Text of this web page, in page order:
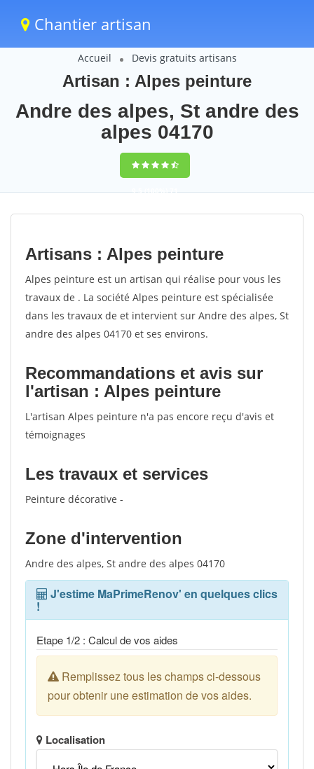
Chantier artisan
Accueil Devis gratuits artisans
Artisan : Alpes peinture
Andre des alpes, St andre des
alpes 04170
9,5(100%)71
votes
Artisans : Alpes peinture
Alpes peinture est un artisan qui réalise pour vous les
travaux de . La société Alpes peinture est spécialisée
dans les travaux de et intervient sur Andre des alpes, St
andre des alpes 04170 et ses environs.
Recommandations et avis sur
l'artisan : Alpes peinture
L'artisan Alpes peinture n'a pas encore reçu d'avis et
témoignages
Les travaux et services
Peinture décorative -
Zone d'intervention
Andre des alpes, St andre des alpes 04170